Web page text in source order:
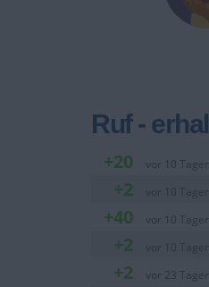
Ruf -
+20 vor 10 Tagen
+2 vor 10 Tagen
+40 vor 10 Tagen
+2 vor 10 Tagen
+2 vor 23 Tagen